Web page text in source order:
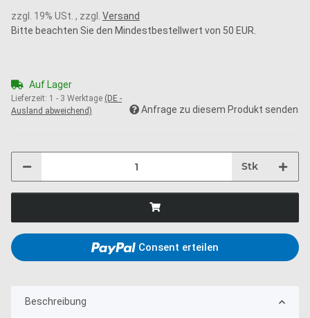
zzgl. 19% USt. , zzgl. Versand
Bitte beachten Sie den Mindestbestellwert von 50 EUR.
Auf Lager
Lieferzeit: 1 - 3 Werktage (DE -
Ausland abweichend)
Anfrage zu diesem Produkt senden
Stk
Consent erteilen
Beschreibung